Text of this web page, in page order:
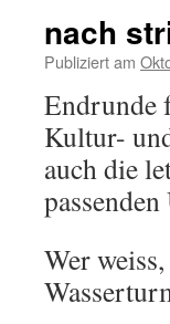
nach
Publiziert am
Endrunde
Kultur-
auch die
Wer